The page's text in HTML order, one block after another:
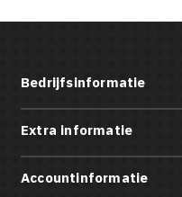
Bedrijfsinformatie
Extra informatie
Accountinformatie